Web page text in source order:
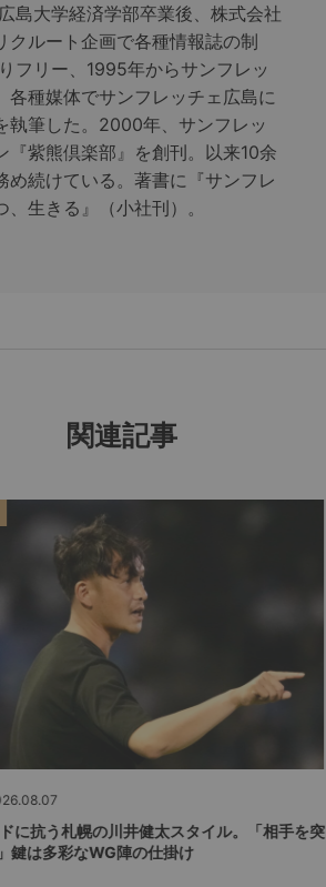
島大学経済学部卒業後、株式会社
クルート企画で各種情報誌の制
フリー、1995年からサンフレッ
種媒体でサンフレッチェ広島に
執筆した。2000年、サンフレッ
『紫熊倶楽部』を創刊。以来10余
続けている。著書に『サンフレ
生きる』（小社刊）。
関連記事
に抗う札幌の川井健太スタイル。「相手を突
鍵は多彩なWG陣の仕掛け